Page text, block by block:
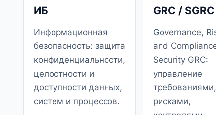
ИБ
Информационная
безопасность: защита
конфиденциальности,
целостности и
доступности данных,
систем и процессов.
GRC / SGRC
Governance,
and
Security GRC:
управление
требованиями,
рисками,